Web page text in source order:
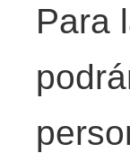
Para